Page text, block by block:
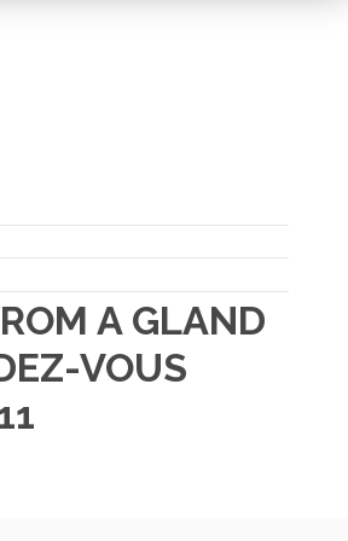
A GLAND
VOUS